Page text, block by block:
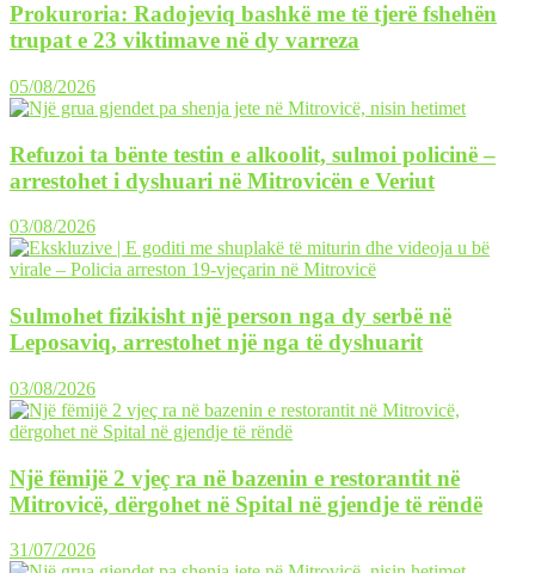
Prokuroria: Radojeviq bashkë me të tjerë fshehën
trupat e 23 viktimave në dy varreza
05/08/2026
Refuzoi ta bënte testin e alkoolit, sulmoi policinë –
arrestohet i dyshuari në Mitrovicën e Veriut
03/08/2026
Sulmohet fizikisht një person nga dy serbë në
Leposaviq, arrestohet një nga të dyshuarit
03/08/2026
Një fëmijë 2 vjeç ra në bazenin e restorantit në
Mitrovicë, dërgohet në Spital në gjendje të rëndë
31/07/2026